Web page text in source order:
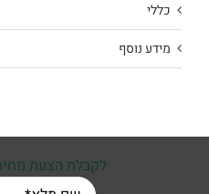
כללי
מידע נוסף
לקבלת הצעת